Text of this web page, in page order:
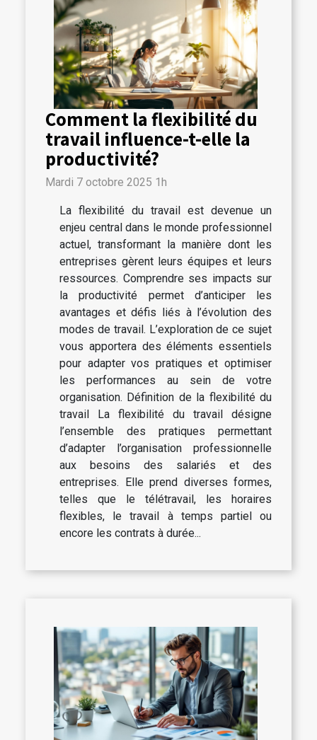
Comment la flexibilité du
travail influence-t-elle la
productivité?
Mardi 7 octobre 2025 1h
La flexibilité du travail est devenue un
enjeu central dans le monde professionnel
actuel, transformant la manière dont les
entreprises gèrent leurs équipes et leurs
ressources. Comprendre ses impacts sur
la productivité permet d’anticiper les
avantages et défis liés à l’évolution des
modes de travail. L’exploration de ce sujet
vous apportera des éléments essentiels
pour adapter vos pratiques et optimiser
les performances au sein de votre
organisation. Définition de la flexibilité du
travail La flexibilité du travail désigne
l’ensemble des pratiques permettant
d’adapter l’organisation professionnelle
aux besoins des salariés et des
entreprises. Elle prend diverses formes,
telles que le télétravail, les horaires
flexibles, le travail à temps partiel ou
encore les contrats à durée...